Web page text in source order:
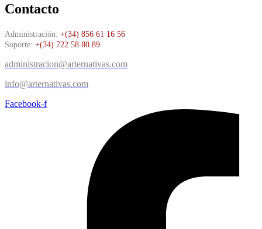
Contacto
Administración: +(34) 856 61 16 56
Soporte: +(34) 722 58 80 89
administracion@arternativas.com
info@arternativas.com
Facebook-f